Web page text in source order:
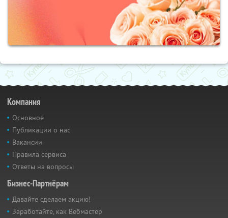
Компания
Основное
Публикации о нас
Вакансии
Правила сервиса
Ответы на вопросы
Бизнес-Партнёрам
Давайте сделаем акцию!
Заработайте, как Вебмастер